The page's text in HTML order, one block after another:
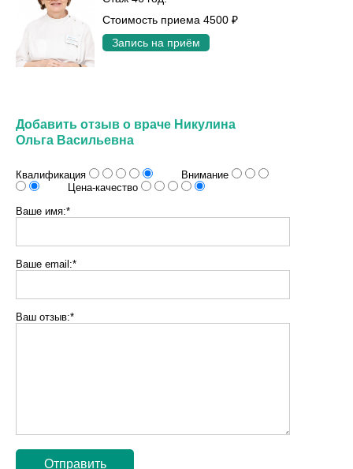
Стоимость приема 4500 ₽
Запись на приём
Добавить отзыв о враче Никулина
Ольга Васильевна
Квалификация
Внимание
Цена-качество
Ваше имя:*
Ваше email:*
Ваш отзыв:*